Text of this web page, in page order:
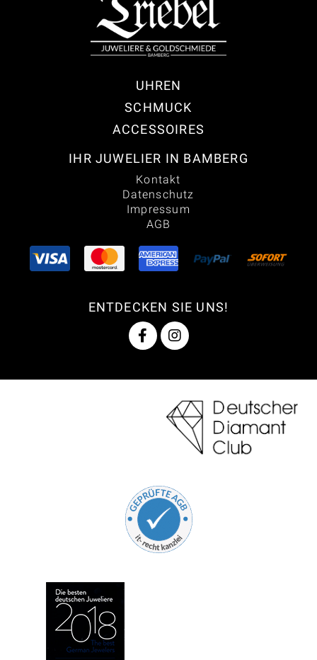
UHREN
SCHMUCK
ACCESSOIRES
IHR JUWELIER IN BAMBERG
Kontakt
Datenschutz
Impressum
AGB
ENTDECKEN SIE UNS!